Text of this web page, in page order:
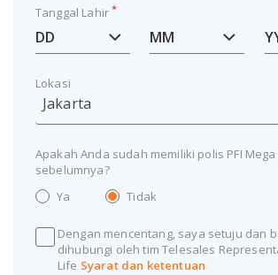
Tanggal Lahir*
Lokasi
Jakarta
Apakah Anda sudah memiliki polis PFI Mega
sebelumnya?
Ya
Tidak
Dengan mencentang, saya setuju dan
dihubungi oleh tim Telesales
Life Syarat dan ketentuan